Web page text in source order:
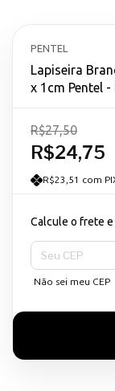
PENTEL
Lapiseira
x 1cm Pentel -
R$24,75
R$27,50
R$23,51 com
Calcule o frete
Entregas para o
Não sei meu CEP